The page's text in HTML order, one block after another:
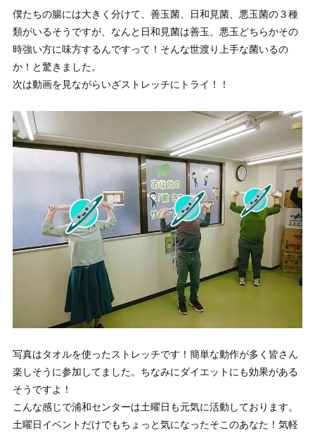
僕たちの腸には大きく分けて、善玉菌、日和見菌、悪玉菌の３種
類がいるそうですが、なんと日和見菌は善玉、悪玉どちらかその
時強い方に味方するんですって！そんな世渡り上手な菌いるの
か！と驚きました。
次は動画を見ながらいざストレッチにトライ！！
写真はタオルを使ったストレッチです！簡単な動作が多く皆さん
楽しそうに参加してました。ちなみにダイエットにも効果がある
そうですよ！
こんな感じで浦和センターは土曜日も元気に活動しております。
土曜日イベントだけでもちょっと気になったそこのあなた！気軽